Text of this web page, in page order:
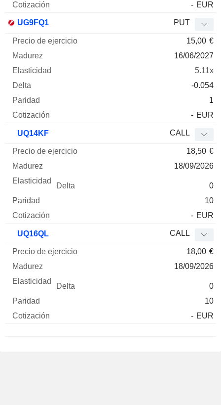
- EUR
UG9FQ1 PUT
15,00 €
16/06/2027
5.11x
-0.054
1
- EUR
UQ14KF CALL
18,50 €
18/09/2026
0
10
- EUR
UQ16QL CALL
18,00 €
18/09/2026
0
10
- EUR